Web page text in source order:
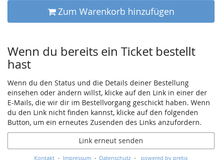
Zum Warenkorb hinzufügen
Wenn du bereits ein Ticket bestellt
hast
Wenn du den Status und die Details deiner Bestellung
einsehen oder ändern willst, klicke auf den Link in einer der
E-Mails, die wir dir im Bestellvorgang geschickt haben. Wenn
du den Link nicht finden kannst, klicke auf den folgenden
Button, um ein erneutes Zusenden des Links anzufordern.
Link erneut senden
Kontakt Impressum Datenschutz powered by pretix